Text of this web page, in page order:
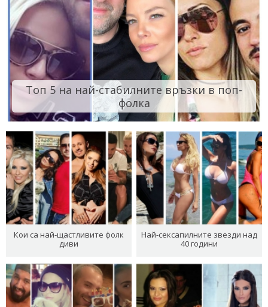
Топ 5 на най-стабилните връзки в поп-
фолка
Кои са най-щастливите фолк
диви
Най-сексапилните звезди над
40 години